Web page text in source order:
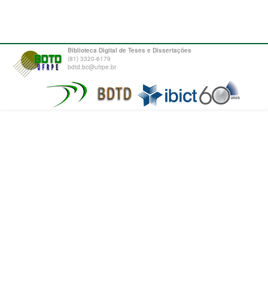
Biblioteca Digital de Teses e Dissertações
(81) 3320-6179
bdtd.bc@ufrpe.br